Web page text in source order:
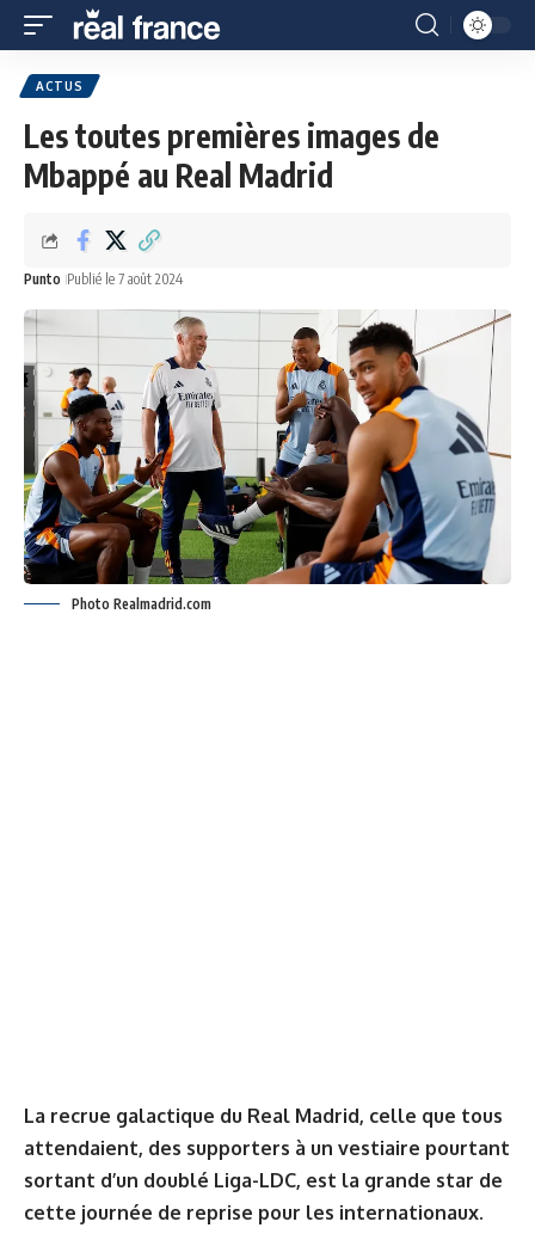
ACTUS
Les toutes premières images de
Mbappé au Real Madrid
Punto Publié le 7 août 2024
Photo Realmadrid.com
La recrue galactique du Real Madrid, celle que tous
attendaient, des supporters à un vestiaire pourtant
sortant d’un doublé Liga-LDC, est la grande star de
cette journée de reprise pour les internationaux.